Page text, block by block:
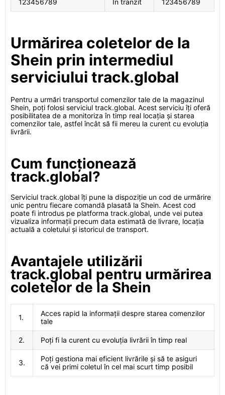
123456789 În tranzit 123456789
Urmărirea coletelor de la
Shein prin intermediul
serviciului track.global
Pentru a urmări transportul comenzilor tale de la magazinul
Shein, poți folosi serviciul track.global. Acest serviciu îți oferă
posibilitatea de a monitoriza în timp real locația și starea
comenzilor tale, astfel încât să fii mereu la curent cu evoluția
livrării.
Cum funcționează
track.global?
Serviciul track.global îți pune la dispoziție un cod de urmărire
unic pentru fiecare comandă plasată la Shein. Acest cod
poate fi introdus pe platforma track.global, unde vei putea
vizualiza informații precum data estimată de livrare, locația
actuală a coletului și istoricul de transport.
Avantajele utilizării
track.global pentru urmărirea
coletelor de la Shein
1.
Acces rapid la informații despre starea comenzilor
tale
2. Poți fi la curent cu evoluția livrării în timp real
3.
Poți gestiona mai eficient livrările și să te asiguri
că vei primi coletul în cel mai scurt timp posibil